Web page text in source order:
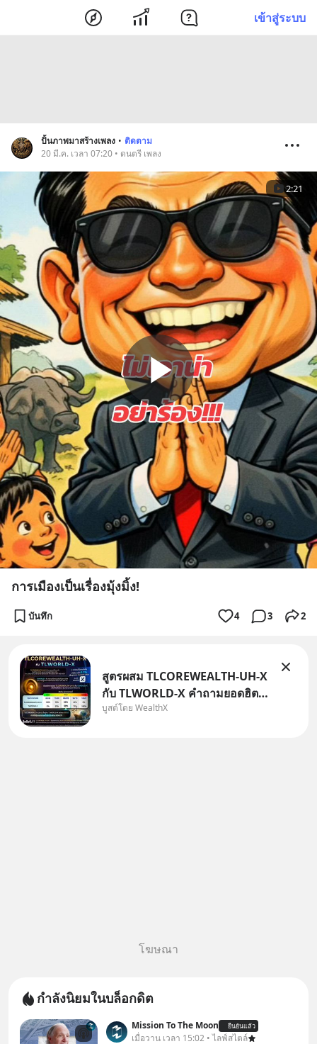
เข้าสู่ระบบ
ปั้นภาพมาสร้างเพลง • ติดตาม
20 มี.ค. เวลา 07:20 • ดนตรี เพลง
2:21
การเมืองเป็นเรื่องมุ้งมิ้ง!
บันทึก 4 3 2
สูตรผสม TLCOREWEALTH-UH-X
กับ TLWORLD-X คำถามยอดฮิตที่
คนใช้ WealthX ถามเข้ามา
บูสต์โดย WealthX
โฆษณา
กำลังนิยมในบล็อกดิต
Mission To The Moon ยืนยันแล้ว
เมื่อวาน เวลา 15:02 • ไลฟ์สไตล์